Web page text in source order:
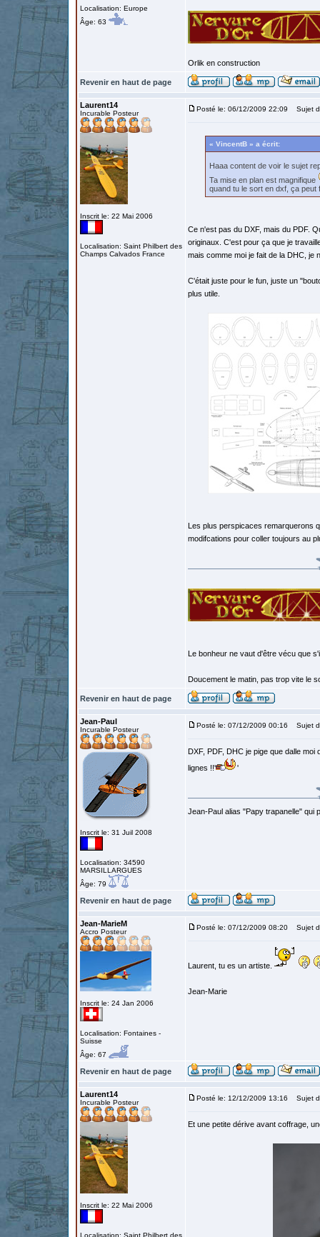
Localisation: Europe
Âge: 63
Orlik en construction
Revenir en haut de page
Laurent14
Incurable Posteur
Inscrit le: 22 Mai 2006
Localisation: Saint Philbert des
Champs Calvados France
Posté le: 06/12/2009 22:09 Sujet
« VincentB » a écrit:
Haaa content de voir le sujet
Ta mise en plan est magnifique
quand tu le sort en dxf, ça
Ce n'est pas du DXF, mais du PDF.
originaux. C'est pour ça que je
mais comme moi je fait de la DHC, je
C'était juste pour le fun, juste un
plus utile.
Les plus perspicaces remarquerons
modifcations pour coller toujours au
Le bonheur ne vaut d'être vécu que
Doucement le matin, pas trop vite le
Revenir en haut de page
Jean-Paul
Incurable Posteur
Inscrit le: 31 Juil 2008
Localisation: 34590
MARSILLARGUES
Âge: 79
Posté le: 07/12/2009 00:16 Sujet
DXF, PDF, DHC je pige que dalle
lignes !!'
'
Jean-Paul alias "Papy trapanelle" qui
Revenir en haut de page
Jean-MarieM
Accro Posteur
Inscrit le: 24 Jan 2006
Localisation: Fontaines -
Suisse
Âge: 67
Posté le: 07/12/2009 08:20 Sujet
Laurent, tu es un artiste.
Jean-Marie
Revenir en haut de page
Laurent14
Incurable Posteur
Inscrit le: 22 Mai 2006
Localisation: Saint Philbert des
Posté le: 12/12/2009 13:16 Sujet
Et une petite dérive avant coffrage,